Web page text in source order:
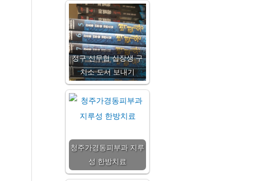
정구 신무협 십장생 구
치소 도서 보내기
청주가경동피부과 지루
성 한방치료